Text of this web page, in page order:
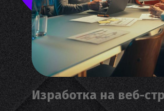
Изработка на веб-